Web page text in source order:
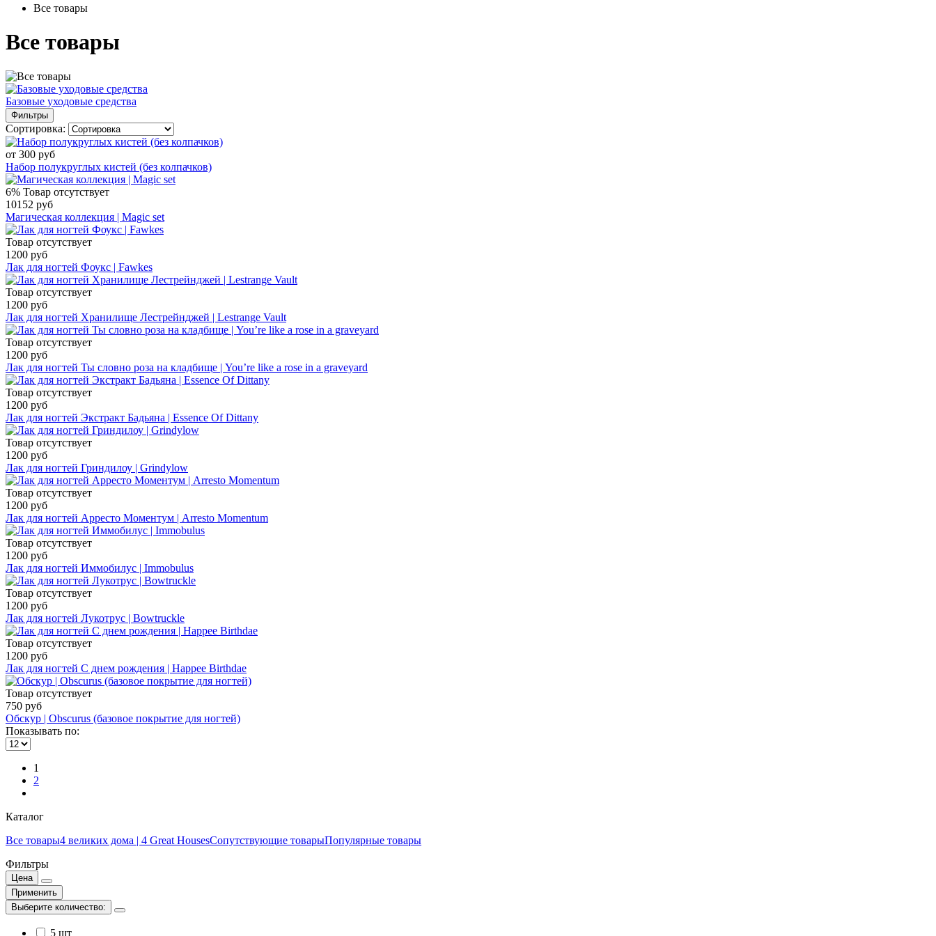
Все товары
Все товары
Базовые уходовые средства
Фильтры
Сортировка:
от 300 руб
Набор полукруглых кистей (без колпачков)
6% Товар отсутствует
10152 руб
Магическая коллекция | Magic set
Товар отсутствует
1200 руб
Лак для ногтей Фоукс | Fawkes
Товар отсутствует
1200 руб
Лак для ногтей Хранилище Лестрейнджей | Lestrange Vault
Товар отсутствует
1200 руб
Лак для ногтей Ты словно роза на кладбище | You’re like a rose in a graveyard
Товар отсутствует
1200 руб
Лак для ногтей Экстракт Бадьяна | Essence Of Dittany
Товар отсутствует
1200 руб
Лак для ногтей Гриндилоу | Grindylow
Товар отсутствует
1200 руб
Лак для ногтей Арресто Моментум | Arresto Momentum
Товар отсутствует
1200 руб
Лак для ногтей Иммобилус | Immobulus
Товар отсутствует
1200 руб
Лак для ногтей Лукотрус | Bowtruckle
Товар отсутствует
1200 руб
Лак для ногтей С днем рождения | Happee Birthdae
Товар отсутствует
750 руб
Обскур | Obscurus (базовое покрытие для ногтей)
Показывать по:
1
2
Каталог
Все товары4 великих дома | 4 Great HousesСопутствующие товарыПопулярные товары
Фильтры
Цена
Применить
Выберите количество:
5 шт